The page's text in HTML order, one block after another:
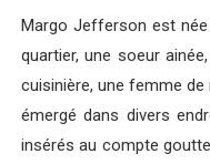
Margo Jefferson est née
quartier, une soeur
cuisinière, une femme
émergé dans divers
insérés au compte